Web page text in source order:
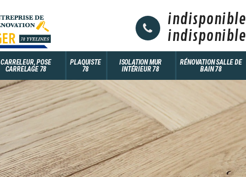
indisponible
indisponible
CARRELEUR, POSE
CARRELAGE 78
PLAQUISTE
78
ISOLATION MUR
INTÉRIEUR 78
RÉNOVATION SALLE DE
BAIN 78